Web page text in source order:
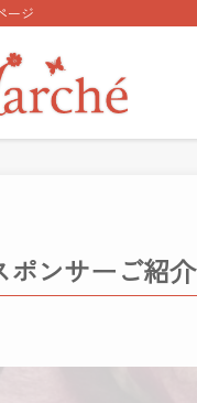
ージ
ポンサーご紹介